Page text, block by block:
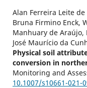
Alan Ferreira Leite
Bruna Firmino Enck,
Manhuary de Araújo,
José Maurício da
Physical soil
conversion in
Monitoring and
10.1007/s10661-021-